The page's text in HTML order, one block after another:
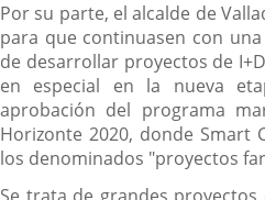
Por su parte, el alcalde de
para que continuasen con
de desarrollar proyectos de
en especial en la nueva
aprobación del programa
Horizonte 2020, donde Smart
los denominados "proyectos